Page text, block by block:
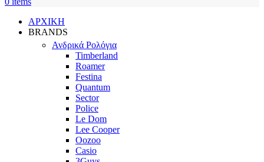
ΑΡΧΙΚΗ
BRANDS
Ανδρικά Ρολόγια
Timberland
Roamer
Festina
Quantum
Sector
Police
Le Dom
Lee Cooper
Oozoo
Casio